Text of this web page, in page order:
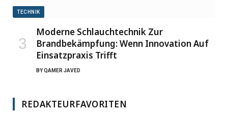
TECHNIK
Moderne Schlauchtechnik Zur
Brandbekämpfung: Wenn Innovation Auf
Einsatzpraxis Trifft
BYQAMER JAVED
REDAKTEURFAVORITEN